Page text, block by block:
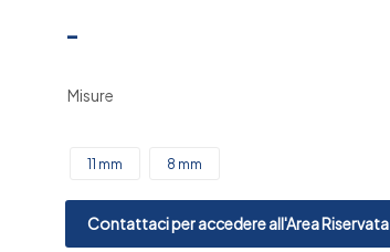
-
Misure
11 mm 8 mm
Contattaci per accedere all'Area Riservata